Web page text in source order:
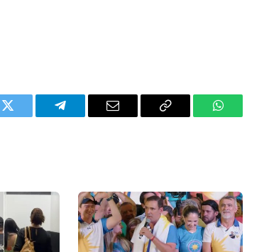
Twitter Telegram Email
Copy
WhatsApp